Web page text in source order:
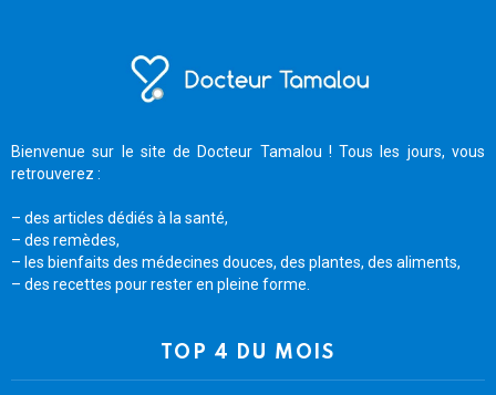
Bienvenue sur le site de Docteur Tamalou ! Tous les jours, vous
retrouverez :
– des articles dédiés à la santé,
– des remèdes,
– les bienfaits des médecines douces, des plantes, des aliments,
– des recettes pour rester en pleine forme.
TOP 4 DU MOIS